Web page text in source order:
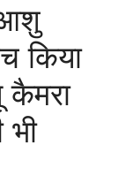
किया
कैमरा
भी